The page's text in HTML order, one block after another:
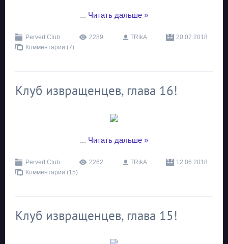
... Читать дальше »
Pervert Club 2289 TRikA
20.07.2018
Комментарии (7)
Клуб извращенцев, глава 16!
... Читать дальше »
Pervert Club 2262 TRikA
12.06.2018
Комментарии (15)
Клуб извращенцев, глава 15!